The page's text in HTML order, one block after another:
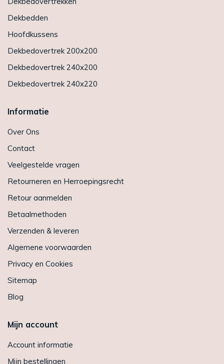
Dekbedden
Hoofdkussens
Dekbedovertrek 200x200
Dekbedovertrek 240x200
Dekbedovertrek 240x220
Informatie
Over Ons
Contact
Veelgestelde vragen
Retourneren en Herroepingsrecht
Retour aanmelden
Betaalmethoden
Verzenden & leveren
Algemene voorwaarden
Privacy en Cookies
Sitemap
Blog
Mijn account
Account informatie
Mijn bestellingen